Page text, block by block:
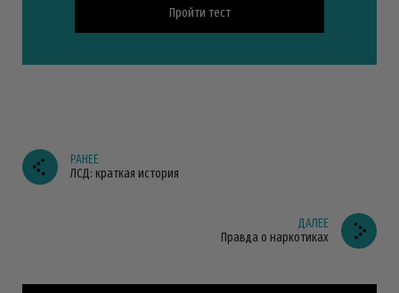
Пройти тест
РАНЕЕ
ЛСД: краткая история
ДАЛЕЕ
Правда о наркотиках